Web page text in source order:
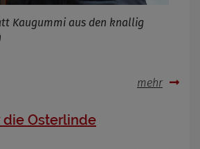
Kaugummi aus den knallig
mehr
die Osterlinde